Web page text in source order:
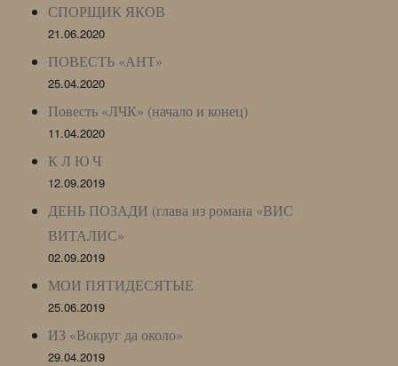
СПОРЩИК ЯКОВ
21.06.2020
ПОВЕСТЬ «АНТ»
25.04.2020
Повесть «ЛЧК» (начало и конец)
11.04.2020
К Л Ю Ч
12.09.2019
ДЕНЬ ПОЗАДИ (глава из романа «ВИС
ВИТАЛИС»
02.09.2019
МОИ ПЯТИДЕСЯТЫЕ
25.06.2019
ИЗ «Вокруг да около»
29.04.2019